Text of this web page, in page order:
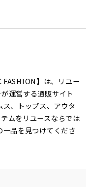
FASHION】は、リユー
運営する通販サイト
、トップス、アウタ
ムをリユースならでは
品を見つけてくださ